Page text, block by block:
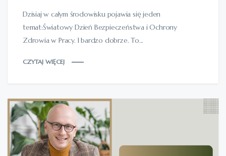
Dzisiaj w całym środowisku pojawia się jeden
temat:Światowy Dzień Bezpieczeństwa i Ochrony
Zdrowia w Pracy. I bardzo dobrze. To...
CZYTAJ WIĘCEJ